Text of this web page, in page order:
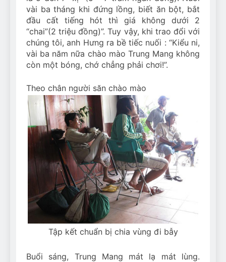
vài ba tháng khi đứng lồng, biết ăn bột, bắt
đầu cất tiếng hót thì giá không dưới 2
“chai”(2 triệu đồng)”. Tuy vậy, khi trao đổi với
chúng tôi, anh Hưng ra bề tiếc nuối : “Kiểu ni,
vài ba năm nữa chào mào Trung Mang không
còn một bóng, chớ chẳng phải chơi!”.
Theo chân người săn chào mào
Tập kết chuẩn bị chia vùng đi bẫy
Buổi sáng, Trung Mang mát lạ mát lùng.